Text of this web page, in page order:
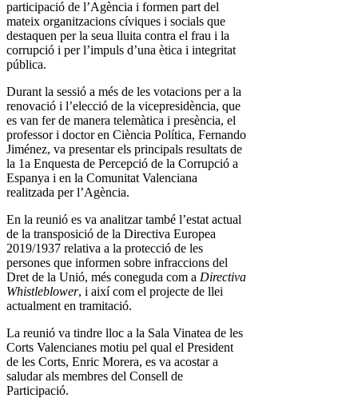
participació de l’Agència i formen part del
mateix organitzacions cíviques i socials que
destaquen per la seua lluita contra el frau i la
corrupció i per l’impuls d’una ètica i integritat
pública.
Durant la sessió a més de les votacions per a la
renovació i l’elecció de la vicepresidència, que
es van fer de manera telemàtica i presència, el
professor i doctor en Ciència Política, Fernando
Jiménez, va presentar els principals resultats de
la 1a Enquesta de Percepció de la Corrupció a
Espanya i en la Comunitat Valenciana
realitzada per l’Agència.
En la reunió es va analitzar també l’estat actual
de la transposició de la Directiva Europea
2019/1937 relativa a la protecció de les
persones que informen sobre infraccions del
Dret de la Unió, més coneguda com a Directiva
Whistleblower, i així com el projecte de llei
actualment en tramitació.
La reunió va tindre lloc a la Sala Vinatea de les
Corts Valencianes motiu pel qual el President
de les Corts, Enric Morera, es va acostar a
saludar als membres del Consell de
Participació.